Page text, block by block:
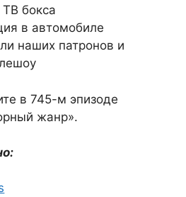
бокса
в автомобиле
наших патронов и
в 745-м эпизоде
жанр».